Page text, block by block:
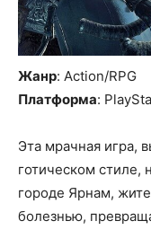
Жанр: Action/RPG
Платформа:
Эта мрачная игра,
готическом стиле,
городе Ярнам,
болезнью,